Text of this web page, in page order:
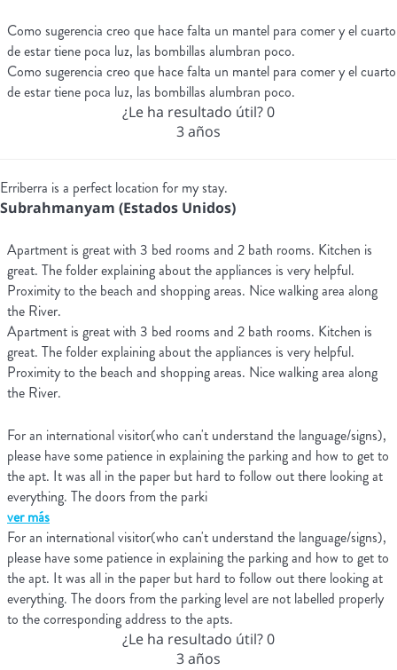
Como sugerencia creo que hace falta un mantel para comer y el cuarto
de estar tiene poca luz, las bombillas alumbran poco.
Como sugerencia creo que hace falta un mantel para comer y el cuarto
de estar tiene poca luz, las bombillas alumbran poco.
¿Le ha resultado útil?0
3 años
Erriberra is a perfect location for my stay.
Subrahmanyam (Estados Unidos)
Apartment is great with 3 bed rooms and 2 bath rooms. Kitchen is
great. The folder explaining about the appliances is very helpful.
Proximity to the beach and shopping areas. Nice walking area along
the River.
Apartment is great with 3 bed rooms and 2 bath rooms. Kitchen is
great. The folder explaining about the appliances is very helpful.
Proximity to the beach and shopping areas. Nice walking area along
the River.
For an international visitor(who can't understand the language/signs),
please have some patience in explaining the parking and how to get to
the apt. It was all in the paper but hard to follow out there looking at
everything. The doors from the parki
ver más
For an international visitor(who can't understand the language/signs),
please have some patience in explaining the parking and how to get to
the apt. It was all in the paper but hard to follow out there looking at
everything. The doors from the parking level are not labelled properly
to the corresponding address to the apts.
¿Le ha resultado útil?0
3 años